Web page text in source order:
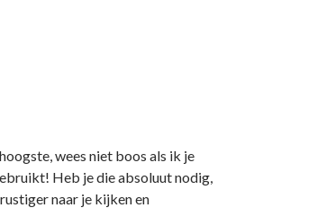
wees niet boos als ik je
Heb je die absoluut nodig,
naar je kijken en